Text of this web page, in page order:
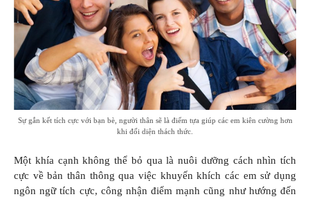
Sự gắn kết tích cực với bạn bè, người thân sẽ là điểm tựa giúp các em kiên cường hơn
khi đối diện thách thức.
Một khía cạnh không thể bỏ qua là nuôi dưỡng cách nhìn tích
cực về bản thân thông qua việc khuyến khích các em sử dụng
ngôn ngữ tích cực, công nhận điểm mạnh cũng như hướng đến